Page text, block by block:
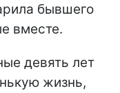
бывшего
вместе.
девять лет
жизнь,